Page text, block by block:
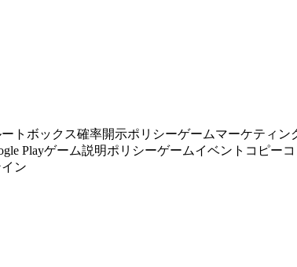
トボックス確率開示ポリシーゲームマーケティン
Playゲーム説明ポリシーゲームイベントコピー
ン